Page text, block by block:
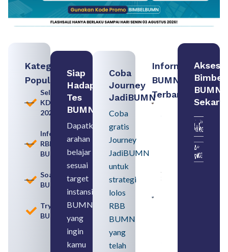
Kategori
Populer
Seleksi
KDKMP
2026
Informasi
RBB
BUMN
Soal
BUMN
Tryout
BUMN
Siap
Hadapi
Tes
BUMN
Dapatkan
arahan
belajar
sesuai
target
instansi
BUMN
yang
ingin
kamu
Coba
Journey
JadiBUMN
Coba
gratis
Journey
JadiBUMN
untuk
strategi
lolos
RBB
BUMN
yang
telah
Informasi
BUMN
Terbaru:
Persiapan
Seleksi
Rekrutmen
Memahami
August 8,
2026
Akses
Bimbel
BUMN